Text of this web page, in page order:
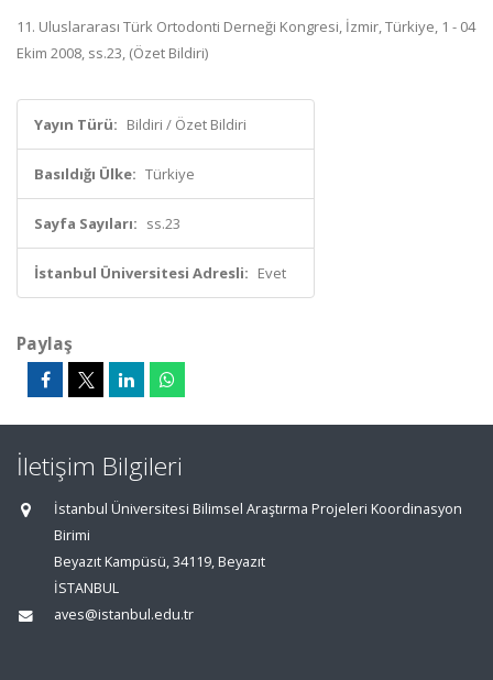
11. Uluslararası Türk Ortodonti Derneği Kongresi, İzmir, Türkiye, 1 - 04
Ekim 2008, ss.23, (Özet Bildiri)
Yayın Türü: Bildiri / Özet Bildiri
Basıldığı Ülke: Türkiye
Sayfa Sayıları: ss.23
İstanbul Üniversitesi Adresli: Evet
Paylaş
İletişim Bilgileri
İstanbul Üniversitesi Bilimsel Araştırma Projeleri Koordinasyon
Birimi
Beyazıt Kampüsü, 34119, Beyazıt
İSTANBUL
aves@istanbul.edu.tr